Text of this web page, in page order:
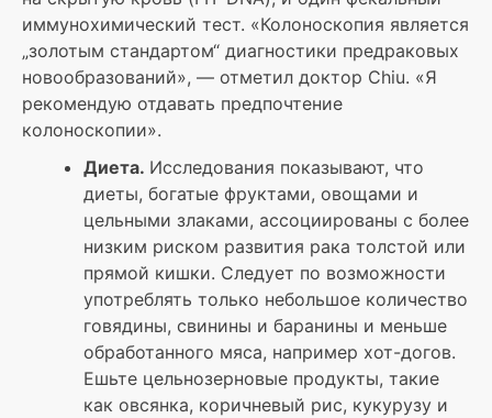
иммунохимический тест. «Колоноскопия является
„золотым стандартом“ диагностики предраковых
новообразований», — отметил доктор Chiu. «Я
рекомендую отдавать предпочтение
колоноскопии».
Диета. Исследования показывают, что
диеты, богатые фруктами, овощами и
цельными злаками, ассоциированы с более
низким риском развития рака толстой или
прямой кишки. Следует по возможности
употреблять только небольшое количество
говядины, свинины и баранины и меньше
обработанного мяса, например хот-догов.
Ешьте цельнозерновые продукты, такие
как овсянка, коричневый рис, кукурузу и